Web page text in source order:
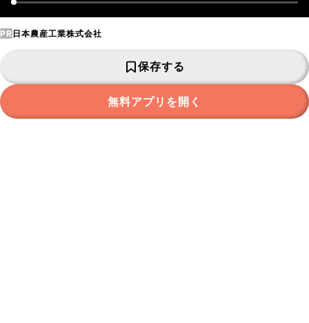
PR 日本農産工業株式会社
保存する
無料アプリを開く